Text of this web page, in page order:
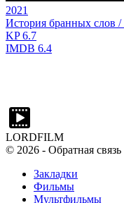
2021
История бранных слов /
KP6.7
IMDB 6.4
LORDFILM
© 2026 - Обратная
Закладки
Фильмы
Мультфильмы